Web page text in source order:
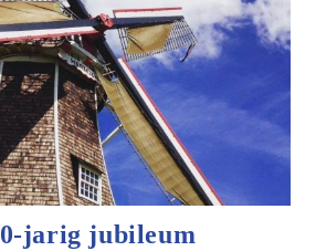
jarig jubileum